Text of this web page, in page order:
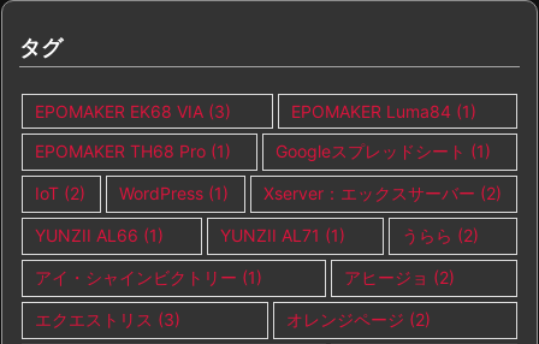
タグ
EPOMAKER EK68 VIA (3) EPOMAKER Luma84(1)
EPOMAKER TH68 Pro (1) Googleスプレッドシート (1)
IoT (2) WordPress (1) Xserver：エックスサーバー (2)
YUNZII AL66 (1) YUNZII AL71 (1) うらら (2)
アイ・シャインビクトリー (1) アヒージョ (2)
エクエストリス (3) オレンジページ (2)